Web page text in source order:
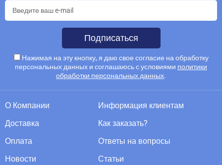
Подписаться
Нажимая на эту кнопку, я даю свое согласие на обработку
персональных данных и соглашаюсь с условиями политики
обработки персональных данных.
О Компании
Доставка
Оплата
Новости
Информация клиентам
Как заказать?
Ответы на вопросы
Статьи